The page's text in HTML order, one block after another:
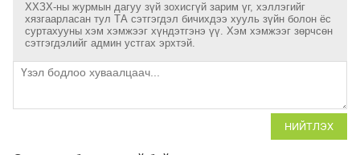
ХХЗХ-ны журмын дагуу зүй зохисгүй зарим үг, хэллэгийг
хязгаарласан тул ТА сэтгэгдэл бичихдээ хууль зүйн болон ёс
суртахууны хэм хэмжээг хүндэтгэнэ үү. Хэм хэмжээг зөрчсөн
сэтгэгдэлийг админ устгах эрхтэй.
НИЙТЛЭХ